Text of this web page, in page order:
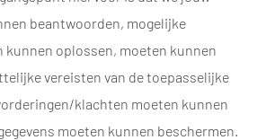
beantwoorden, mogelijke
kunnen oplossen, moeten kunnen
vereisten van de toepasselijke
klachten moeten kunnen
moeten kunnen beschermen.